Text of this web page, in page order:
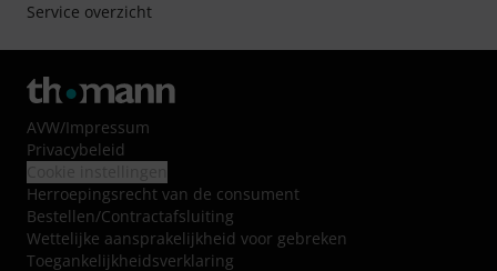
Service overzicht
AVW/Impressum
Privacybeleid
Herroepingsrecht van de consument
Bestellen/Contractafsluiting
Wettelijke aansprakelijkheid voor gebreken
Toegankelijkheidsverklaring